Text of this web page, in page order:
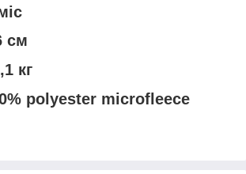
см
кг
polyester microfleece